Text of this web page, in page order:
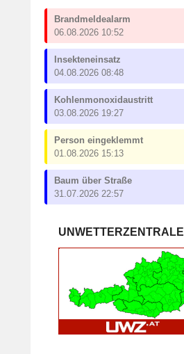
Brandmeldealarm
06.08.2026 10:52
Insekteneinsatz
04.08.2026 08:48
Kohlenmonoxidaustritt
03.08.2026 19:27
Person eingeklemmt
01.08.2026 15:13
Baum über Straße
31.07.2026 22:57
UNWETTERZENTRALE